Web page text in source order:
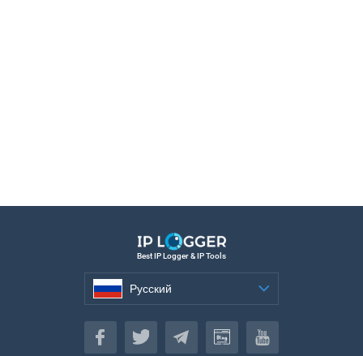
Best IP Logger & IP Tools
Русский
Русский